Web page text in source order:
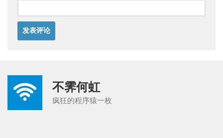
不霁何虹
疯狂的程序猿一枚